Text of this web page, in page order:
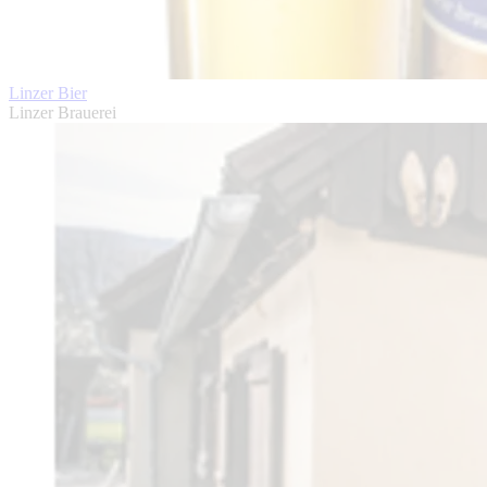
Linzer Bier
Linzer Brauerei